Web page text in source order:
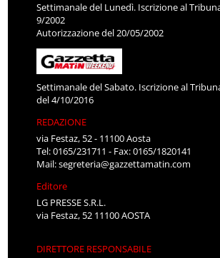
Settimanale del Lunedì. Iscrizione al
9/2002
Autorizzazione del 20/05/2002
Settimanale del Sabato. Iscrizione al
del 4/10/2016
REDAZIONE
via Festaz, 52 - 11100 Aosta
Tel: 0165/231711 - Fax: 0165/1820141
Mail:segreteria@gazzettamatin.com
Editore
LG PRESSE S.R.L.
via Festaz, 52 11100 AOSTA
DIRETTORE RESPONSABILE